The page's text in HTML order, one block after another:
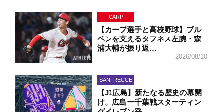
CARP
【カープ選手と高校野球】ブル
ペンを支えるタフネス左腕・森
浦大輔が振り返…
2026/08/10
SANFRECCE
【J1広島】新たなる歴史の幕開
け。広島ー千葉戦スターティン